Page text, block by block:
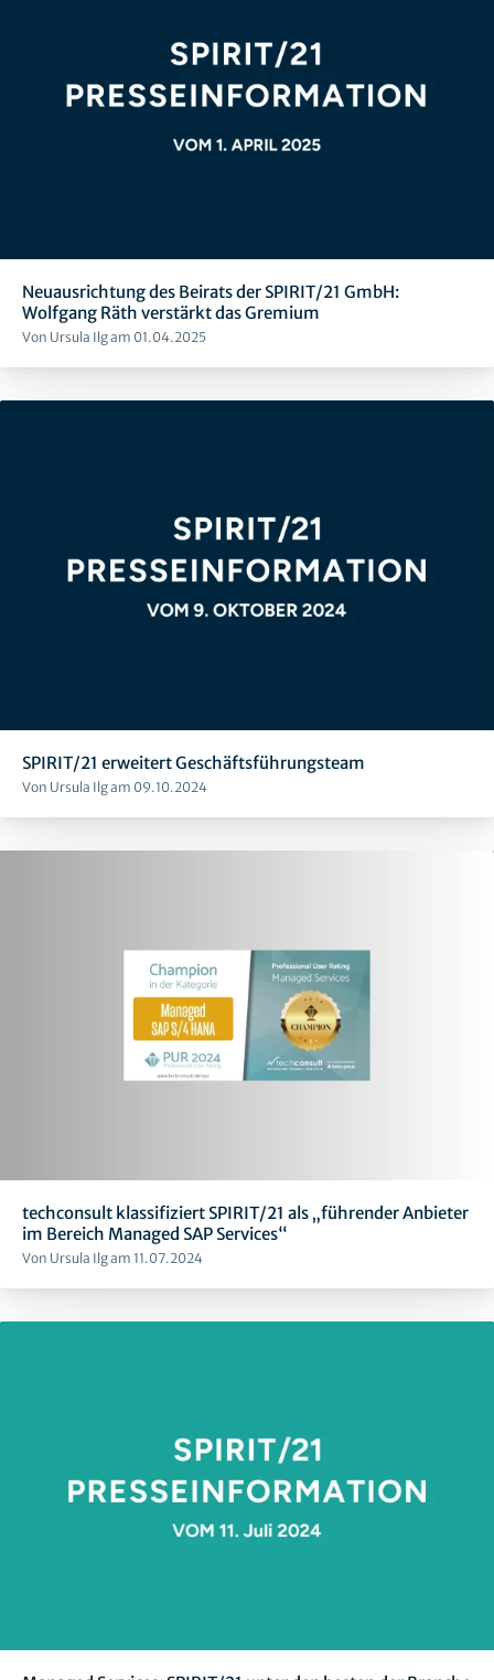
Neuausrichtung des Beirats der SPIRIT/21 GmbH:
Wolfgang Räth verstärkt das Gremium
Von Ursula Ilg am 01.04.2025
SPIRIT/21 erweitert Geschäftsführungsteam
Von Ursula Ilg am 09.10.2024
techconsult klassifiziert SPIRIT/21 als „führender Anbieter
im Bereich Managed SAP Services“
Von Ursula Ilg am 11.07.2024